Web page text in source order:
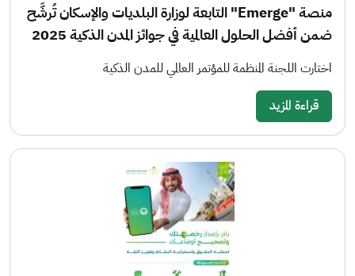
منصة "Emerge" التابعة لوزارة البلديات والإسكان تُرشَّح
ضمن أفضل الحلول العالمية في جوائز المدن الذكية 2025
اختارت اللجنة المنظمة للمؤتمر العالمي للمدن الذكية
قراءة المزيد